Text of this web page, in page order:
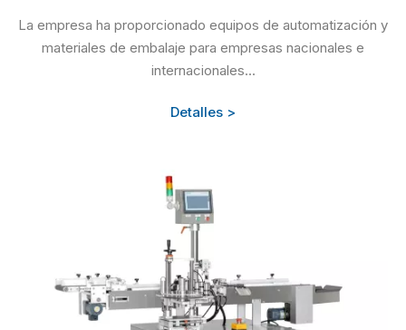
La empresa ha proporcionado equipos de automatización y
materiales de embalaje para empresas nacionales e
internacionales...
Detalles >